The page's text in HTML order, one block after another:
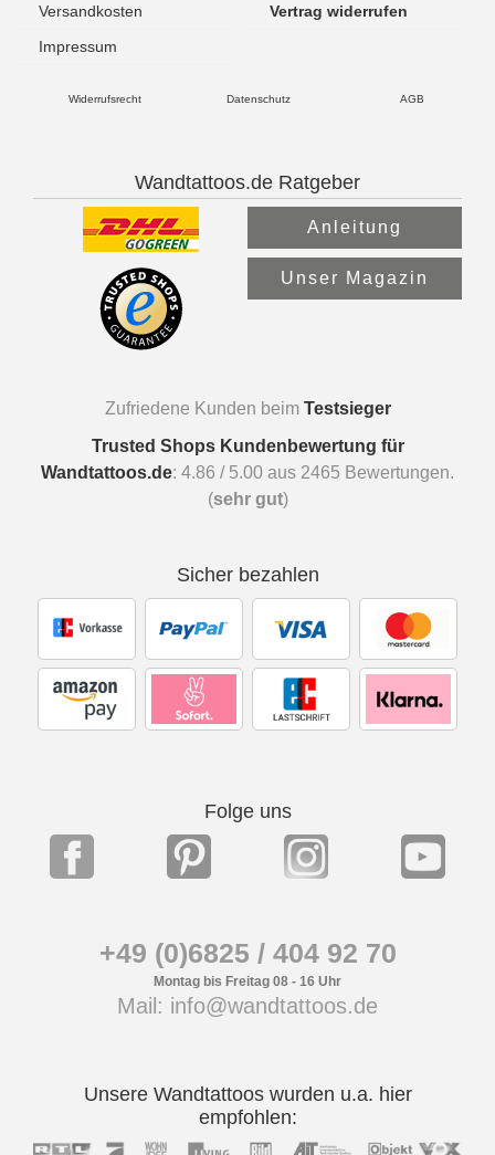
Versandkosten
Vertrag widerrufen
Impressum
Widerrufsrecht Datenschutz AGB
Wandtattoos.de Ratgeber
Anleitung
Unser Magazin
Zufriedene Kunden beim Testsieger
Trusted Shops Kundenbewertung für
Wandtattoos.de: 4.86 / 5.00 aus 2465 Bewertungen.
(sehr gut)
Sicher bezahlen
Folge uns
+49 (0)6825 / 404 92 70
Montag bis Freitag 08 - 16 Uhr
Mail: info@wandtattoos.de
Unsere Wandtattoos wurden u.a. hier
empfohlen: